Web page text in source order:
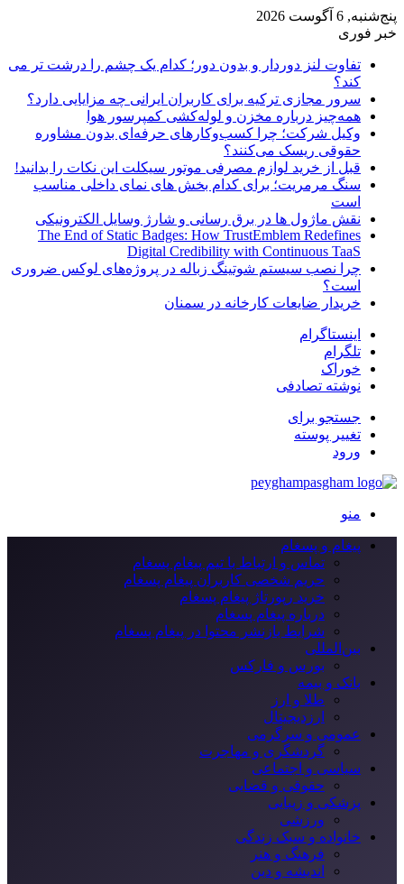
پنج‌شنبه, 6 آگوست 2026
خبر فوری
تفاوت لنز دوردار و بدون دور؛ کدام یک چشم را درشت تر می
کند؟
سرور مجازی ترکیه برای کاربران ایرانی چه مزایایی دارد؟
همه‌چیز درباره مخزن و لوله‌کشی کمپرسور هوا
وکیل شرکت؛ چرا کسب‌وکارهای حرفه‌ای بدون مشاوره
حقوقی ریسک می‌کنند؟
قبل از خرید لوازم مصرفی موتور سیکلت این نکات را بدانید!
سنگ مرمریت؛ برای کدام بخش های نمای داخلی مناسب
است
نقش ماژول ها در برق رسانی و شارژ وسایل الکترونیکی
The End of Static Badges: How TrustEmblem Redefines
Digital Credibility with Continuous TaaS
چرا نصب سیستم شوتینگ زباله در پروژه‌های لوکس ضروری
است؟
خریدار ضایعات کارخانه در سمنان
اینستاگرام
تلگرام
خوراک
نوشته تصادفی
جستجو برای
تغییر پوسته
ورود
منو
پیغام و پسغام
تماس و ارتباط با تیم پیغام پسغام
حریم شخصی کاربران پیغام پسغام
خرید رپورتاژ پیغام پسغام
درباره پیغام پسغام
شرایط بازنشر محتوا در پیغام پسغام
بین‌المللی
بورس و فارکس
بانک و بیمه
طلا و ارز
ارزدیجیتال
عمومی و سرگرمی
گردشگری و مهاجرت
سیاسی و اجتماعی
حقوقی و قضایی
پزشکی و زیبایی
ورزشی
خانواده و سبک زندگی
فرهنگ و هنر
اندیشه و دین